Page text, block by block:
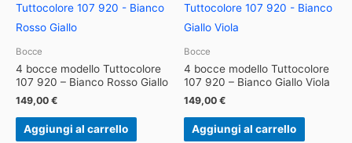
Bocce
4 bocce modello Tuttocolore
107 920 – Bianco Rosso Giallo
149,00 €
Aggiungi al carrello
Bocce
4 bocce modello Tuttocolore
107 920 – Bianco Giallo Viola
149,00 €
Aggiungi al carrello